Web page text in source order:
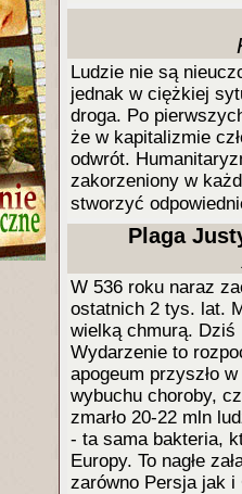
Ludzie nie są
jednak w ciężkiej
droga. Po
że w kapitalizmie
odwrót.
zakorzeniony w
stworzyć
Plaga
W 536 roku naraz
ostatnich 2 tys. lat.
wielką chmurą. Dziś
Wydarzenie to
apogeum przyszło
wybuchu choroby,
zmarło 20-22 mln
- ta sama bakteria,
Europy. To nagłe
zarówno Persja jak i